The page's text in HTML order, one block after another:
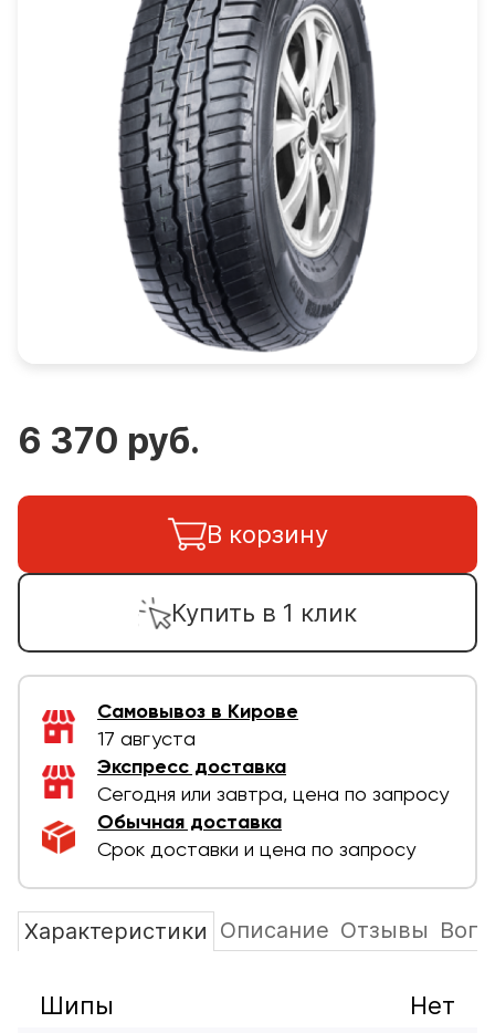
6 370 руб.
В корзину
Купить в 1 клик
Самовывоз в Кирове
17 августа
Экспресс доставка
Сегодня или завтра, цена по запросу
Обычная доставка
Срок доставки и цена по запросу
Характеристики Описание Отзывы
Шипы
Нет